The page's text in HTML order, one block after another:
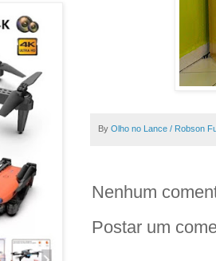
By Olho no Lance / Robson
Nenhum
Postar um